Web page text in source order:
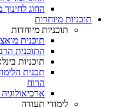
החוג לחינוך
תוכניות מיוחדות
תוכניות מיוחדות
תוכנית
התוכנית
תוכניות
תכנית
הרוח
לימודי תעודה